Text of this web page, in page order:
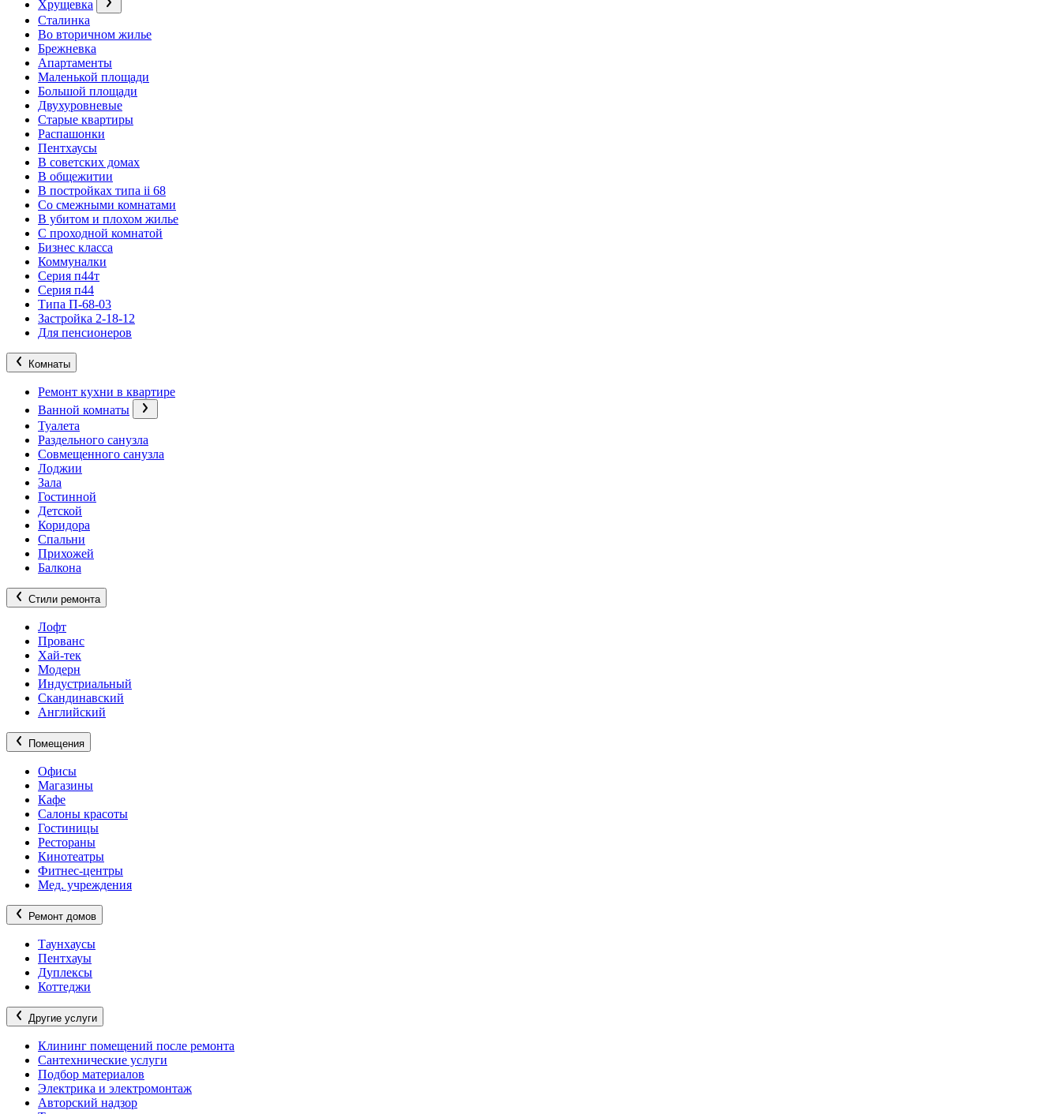
Хрущевка
Сталинка
Во вторичном жилье
Брежневка
Апартаменты
Маленькой площади
Большой площади
Двухуровневые
Старые квартиры
Распашонки
Пентхаусы
В советских домах
В общежитии
В постройках типа ii 68
Со смежными комнатами
В убитом и плохом жилье
С проходной комнатой
Бизнес класса
Коммуналки
Серия п44т
Серия п44
Типа П-68-03
Застройка 2-18-12
Для пенсионеров
Комнаты
Ремонт кухни в квартире
Ванной комнаты
Туалета
Раздельного санузла
Совмещенного санузла
Лоджии
Зала
Гостинной
Детской
Коридора
Спальни
Прихожей
Балкона
Стили ремонта
Лофт
Прованс
Хай-тек
Модерн
Индустриальный
Скандинавский
Английский
Помещения
Офисы
Магазины
Кафе
Салоны красоты
Гостиницы
Рестораны
Кинотеатры
Фитнес-центры
Мед. учреждения
Ремонт домов
Таунхаусы
Пентхауы
Дуплексы
Коттеджи
Другие услуги
Клининг помещений после ремонта
Сантехнические услуги
Подбор материалов
Электрика и электромонтаж
Авторский надзор